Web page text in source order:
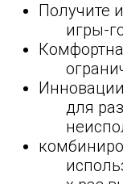
Получите
игры-
для